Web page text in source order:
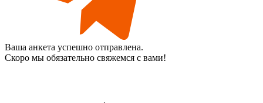
Ваша анкета успешно отправлена.
Скоро мы обязательно свяжемся с вами!